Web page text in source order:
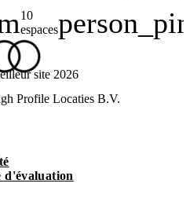
10
espacesCapacité
site 2026
Profile Locaties B.V.
d'évaluation